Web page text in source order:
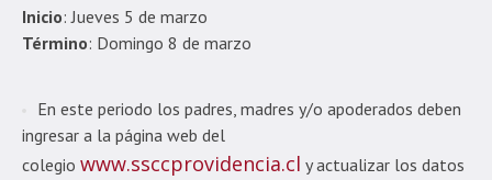
Inicio: Jueves 5 de marzo
Término: Domingo 8 de marzo
En este periodo los padres, madres y/o apoderados deben
ingresar a la página web del
colegio www.ssccprovidencia.cl y actualizar los datos